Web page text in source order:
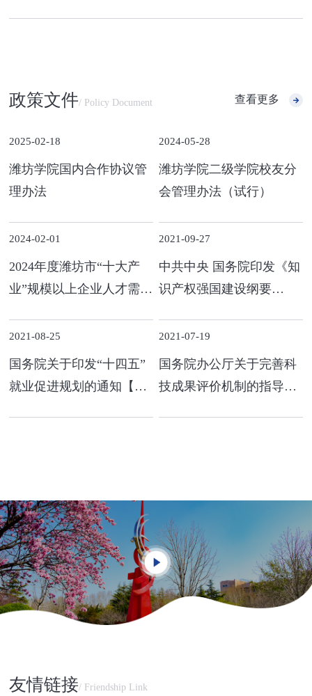
政策文件/ Policy Document 查看更多
2025-02-18
潍坊学院国内合作协议管
理办法
2024-05-28
潍坊学院二级学院校友分
会管理办法（试行）
2024-02-01
2024年度潍坊市“十大产
业”规模以上企业人才需求
2021-09-27
中共中央 国务院印发《知
识产权强国建设纲要
2021-08-25
国务院关于印发“十四五”
就业促进规划的通知【国
2021-07-19
国务院办公厅关于完善科
技成果评价机制的指导意
友情链接/ Friendship Link